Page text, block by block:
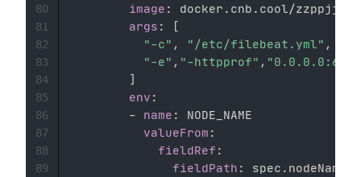
image :
docker.cnb.cool/zzppjj/
args :
[
"-c" , "/etc/filebeat.yml" ,
"-e" , "-httpprof" ,
]
env :
-
name :
NODE_NAME
valueFrom :
fieldRef :
fieldPath :
spec.nodeName
80
81
82
83
84
85
86
87
88
89